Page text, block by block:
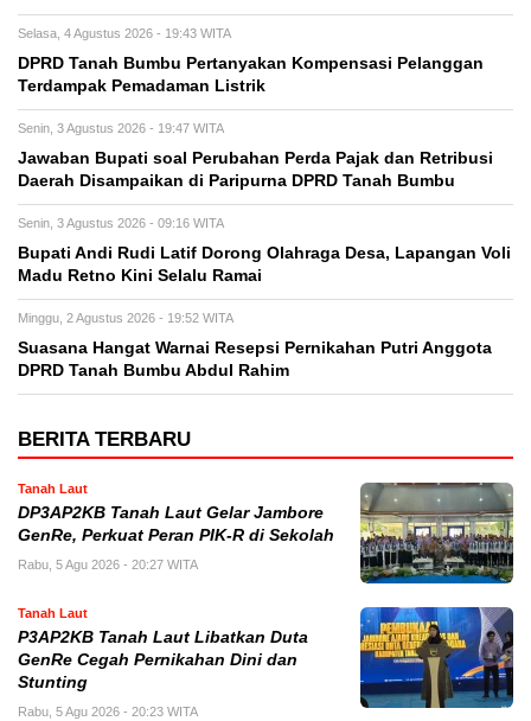
Selasa, 4 Agustus 2026 - 19:43 WITA
DPRD Tanah Bumbu Pertanyakan Kompensasi Pelanggan
Terdampak Pemadaman Listrik
Senin, 3 Agustus 2026 - 19:47 WITA
Jawaban Bupati soal Perubahan Perda Pajak dan Retribusi
Daerah Disampaikan di Paripurna DPRD Tanah Bumbu
Senin, 3 Agustus 2026 - 09:16 WITA
Bupati Andi Rudi Latif Dorong Olahraga Desa, Lapangan Voli
Madu Retno Kini Selalu Ramai
Minggu, 2 Agustus 2026 - 19:52 WITA
Suasana Hangat Warnai Resepsi Pernikahan Putri Anggota
DPRD Tanah Bumbu Abdul Rahim
BERITA TERBARU
Tanah Laut
DP3AP2KB Tanah Laut Gelar Jambore
GenRe, Perkuat Peran PIK-R di Sekolah
Rabu, 5 Agu 2026 - 20:27 WITA
Tanah Laut
P3AP2KB Tanah Laut Libatkan Duta
GenRe Cegah Pernikahan Dini dan
Stunting
Rabu, 5 Agu 2026 - 20:23 WITA